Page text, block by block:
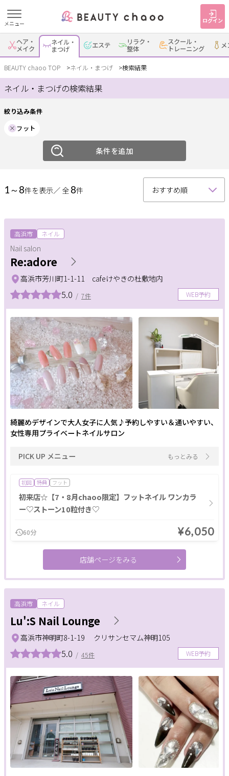
メニュー ログイン
すでに会員の方
ログイン
はじめてご利用の方
新規会員登録
ジャンルで探す
ヘア・メイク
スクール・
トレーニング
メンズ
大人女子トピック ランキング
サポート
よくある質問
利用規約
プライバシーポリシー
お問い合わせ
掲載店様
掲載のご案内
掲載の申込み
掲載店様ログイン
ヘア・
メイク
ネイル・
まつげ エステ リラク・
整体
スクール・
トレーニング メ
BEAUTY chaoo TOP ネイル・まつげ 検索結果
ネイル・まつげの検索結果
絞り込み条件
フット
条件を追加
1～8件を表示／ 全 8件
高浜市 ネイル
Nail salon
Re:adore
WEB予約
5.0 / 7件
高浜市芳川町1-1-11 cafeけやきの杜敷地内
綺麗めデザインで大人女子に人気♪予約しやすい＆通いやすい、
女性専用プライベートネイルサロン
PICK UP メニュー もっとみる
初回 特典 フット
初来店☆【7・8月chaoo限定】フットネイル ワンカラ
ー♡ストーン10粒付き♡
60分 ¥6,050
店舗ページをみる
高浜市 ネイル
Lu':S Nail Lounge
WEB予約
5.0 / 45件
高浜市神明町8-1-19 クリサンセマム神明105
絞り込み
ジャンル
ネイル
エリア
岡崎・幸田
・蒲郡
安城
碧南・高浜
豊明・大府・知多・
ネイルメニュー
ハンド
フットケア のせ放題
アート メンズ 巻き爪
深爪ケア 自爪育成
まつげメニュー
まつパ マツエク アイブロウ
つけ放題 シェービング
1人のスタッフが最後まで対応
駅近
女性スタッフのみ
キッズルーム
現金払いのみ
ペア施術OK
キッズメニュー 子ども向け
スクールあり
初心者歓迎
フリーワード
閉じる
クリア 絞り込む